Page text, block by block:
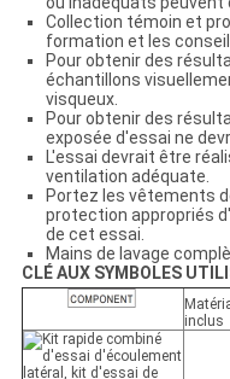
Collection témoin et
formation et les
Pour obtenir des
échantillons
visqueux.
Pour obtenir des
exposée d'essai ne
L'essai devrait être
ventilation adéquate.
Portez les vêtements
protection appropriés
de cet essai.
Mains de lavage
CLÉ AUX SYMBOLES
inclus